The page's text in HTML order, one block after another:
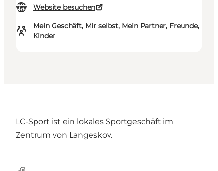
Website besuchen
Mein Geschäft, Mir selbst, Mein Partner, Freunde,
Kinder
LC-Sport ist ein lokales Sportgeschäft im
Zentrum von Langeskov.